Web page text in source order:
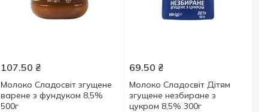
107.50 ₴
Молоко Сладосвіт згущене
варене з фундуком 8,5%
500г
69.50 ₴
Молоко Сладосвіт Дітям
згущене незбиране з
цукром 8,5% 300г